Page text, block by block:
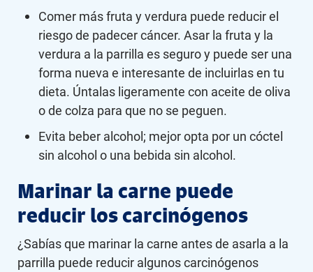
Comer más fruta y verdura puede reducir el
riesgo de padecer cáncer. Asar la fruta y la
verdura a la parrilla es seguro y puede ser una
forma nueva e interesante de incluirlas en tu
dieta. Úntalas ligeramente con aceite de oliva
o de colza para que no se peguen.
Evita beber alcohol; mejor opta por un cóctel
sin alcohol o una bebida sin alcohol.
Marinar la carne puede
reducir los carcinógenos
¿Sabías que marinar la carne antes de asarla a la
parrilla puede reducir algunos carcinógenos